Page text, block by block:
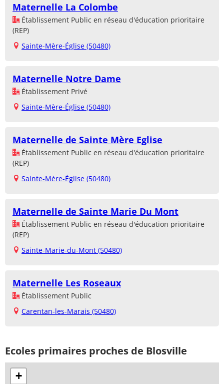
Maternelle La Colombe
Établissement Public en réseau d'éducation prioritaire
(REP)
Sainte-Mère-Église (50480)
Maternelle Notre Dame
Établissement Privé
Sainte-Mère-Église (50480)
Maternelle de Sainte Mère Eglise
Établissement Public en réseau d'éducation prioritaire
(REP)
Sainte-Mère-Église (50480)
Maternelle de Sainte Marie Du Mont
Établissement Public en réseau d'éducation prioritaire
(REP)
Sainte-Marie-du-Mont (50480)
Maternelle Les Roseaux
Établissement Public
Carentan-les-Marais (50480)
Ecoles primaires proches de Blosville
+